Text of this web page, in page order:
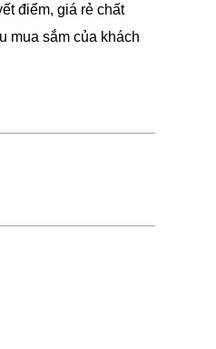
điểm, giá rẻ chất
mua sắm của khách